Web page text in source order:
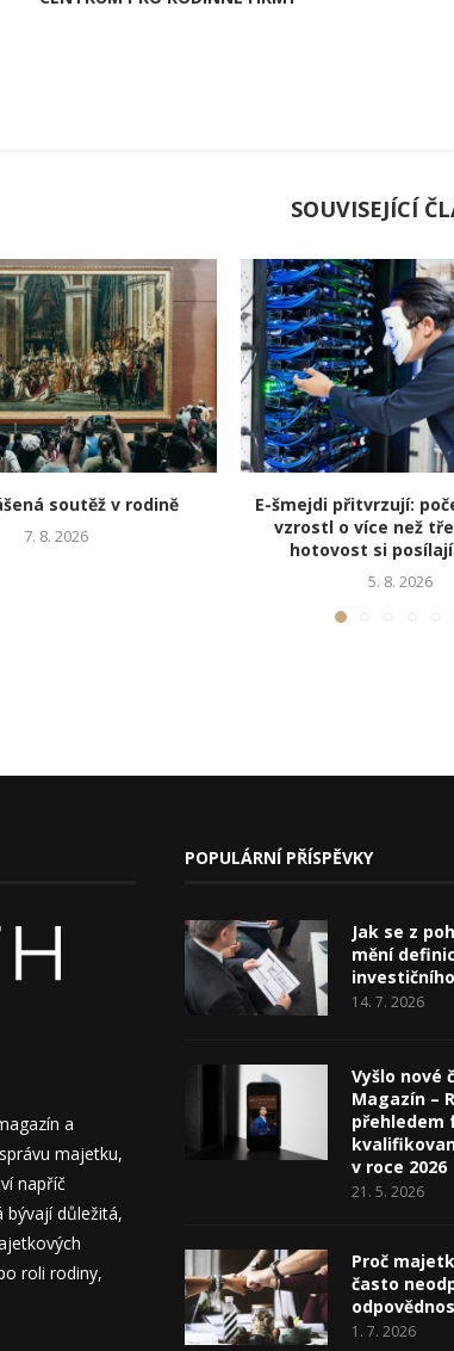
SOUVISEJÍCÍ
soutěž v rodině
7. 8. 2026
E-šmejdi přitvrzují:
vzrostl o více než
hotovost si
5. 8. 2026
a
majetku,
napříč
bývají důležitá,
roli rodiny,
POPULÁRNÍ PŘÍSPĚVKY
Jak se z
mění
14. 7. 2026
Vyšlo nové
Magazín –
přehledem
v roce 2026
21. 5. 2026
Proč
často
1. 7. 2026